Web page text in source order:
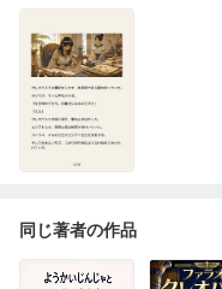
同じ著者の作品